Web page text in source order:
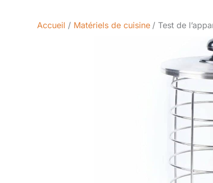
Accueil Matériels de cuisine Test de